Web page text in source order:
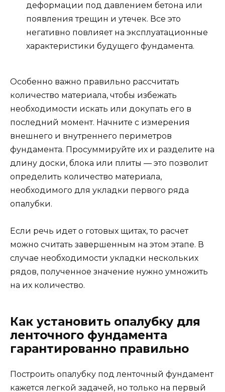
деформации под давлением бетона или
появления трещин и утечек. Все это
негативно повлияет на эксплуатационные
характеристики будущего фундамента.
Особенно важно правильно рассчитать
количество материала, чтобы избежать
необходимости искать или докупать его в
последний момент. Начните с измерения
внешнего и внутреннего периметров
фундамента. Просуммируйте их и разделите на
длину доски, блока или плиты — это позволит
определить количество материала,
необходимого для укладки первого ряда
опалубки.
Если речь идет о готовых щитах, то расчет
можно считать завершенным на этом этапе. В
случае необходимости укладки нескольких
рядов, полученное значение нужно умножить
на их количество.
Как установить опалубку для
ленточного фундамента
гарантированно правильно
Построить опалубку под ленточный фундамент
кажется легкой задачей, но только на первый